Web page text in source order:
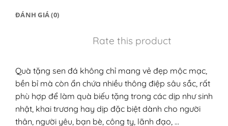
ĐÁNH GIÁ (0)
Rate this product
Quà tặng sen đá không chỉ mang vẻ đẹp mộc mạc,
bền bỉ mà còn ẩn chứa nhiều thông điệp sâu sắc, rất
phù hợp để làm quà biếu tặng trong các dịp như sinh
nhật, khai trương hay dịp đặc biệt dành cho người
thân, người yêu, bạn bè, công ty, lãnh đạo, …